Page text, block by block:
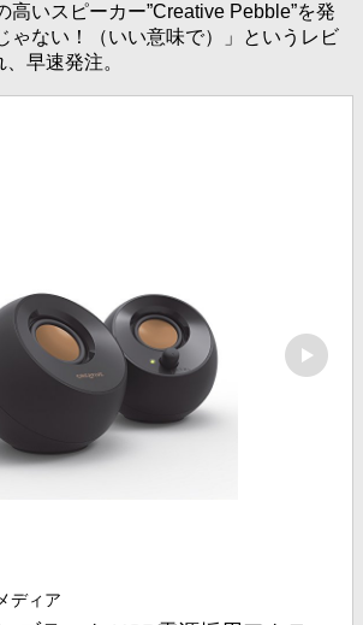
高いスピーカー”Creative Pebble”を発
ゃない！（いい意味で）」というレビ
早速発注。
ディア